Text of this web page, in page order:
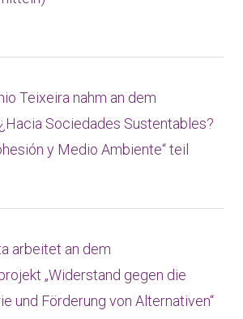
Teixeira nahm an dem
Sociedades Sustentables?
y Medio Ambiente“ teil
arbeitet an dem
„Widerstand gegen die
und Förderung von Alternativen“